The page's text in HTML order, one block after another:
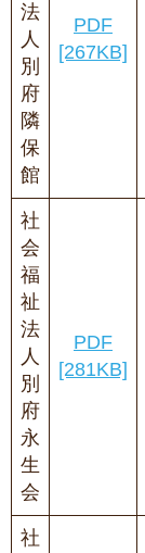
法
人
別
府
隣
保
館
PDF
[267KB]
社
会
福
祉
法
人
別
府
永
生
会
PDF
[281KB]
社